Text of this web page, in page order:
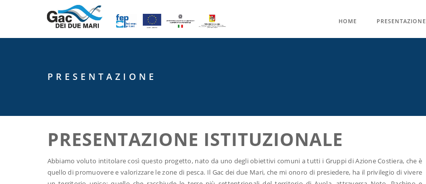
HOME PRESENTAZIONE
PRESENTAZIONE
PRESENTAZIONE ISTITUZIONALE
Abbiamo voluto intitolare così questo progetto, nato da uno degli obiettivi comuni a tutti i Gruppi di Azione Costiera, che è
quello di promuovere e valorizzare le zone di pesca. Il Gac dei due Mari, che mi onoro di presiedere, ha il privilegio di vivere